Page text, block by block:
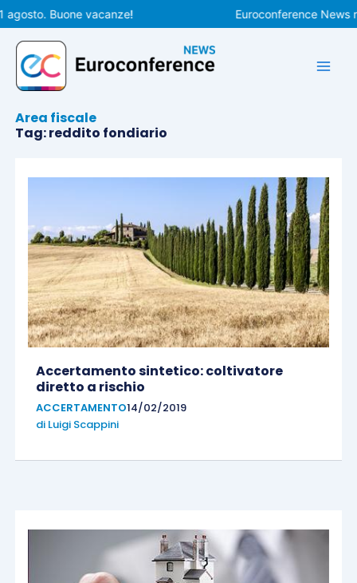
Vai
al
contenuto
Buone vacanze! Euroconference News
Area fiscale
Tag: reddito fondiario
Accertamento sintetico: coltivatore
diretto a rischio
ACCERTAMENTO14/02/2019
di Luigi Scappini